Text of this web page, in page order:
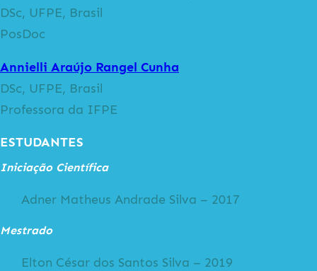
DSc, UFPE, Brasil
PosDoc
Annielli Araújo Rangel Cunha
DSc, UFPE, Brasil
Professora da IFPE
ESTUDANTES
Iniciação Científica
Adner Matheus Andrade Silva – 2017
Mestrado
Elton César dos Santos Silva – 2019